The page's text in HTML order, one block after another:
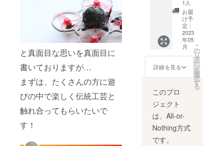
と真面目な思いを真面目に
書いておりますが…
まずは、たくさんの方に遊
びの中で楽しく伝統工芸と
触れ合ってもらいたいで
す！
ため、
「苗字
と名前
（例：
田中太
郎）」
と「住
所」を
備考欄
にご記
入をお
願いし
ます。
しの席
でも、
日常の
テーブ
ルでも
お使い
いただ
けま
す。 機
に菅
手織り
の布で
に張り
いただ
きます
(菅田の
繁忙期
のため7
月～8月
は除く)
※面会時
には担
ます。
領証明
書（領
発行の
のな
ど、 不
適当だ
と判断
される
ような
命名は
お受け
しませ
回のク
ラウド
ファン
ディン
グが達
成され
枚分
(200cm
×200c
m)にお
名前と
ロゴを
入れさ
せてい
ただき
25㎝
×25㎝の
枠が横8
個、縦8
個並ぶ
イメー
1人
お届
け予
定：
2023
年05
月
詳細を見る
こ
の
リ
タ
ー
ン
を
選
択
す
る
このプロ
ジェクト
は、All-or-
Nothing方式
です。